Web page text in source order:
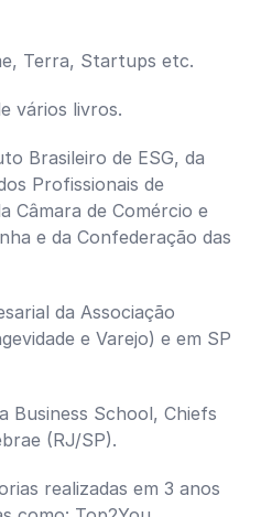
Terra, Startups etc.
vários livros.
Brasileiro de ESG, da
Profissionais de
Câmara de Comércio e
e da Confederação das
da Associação
e Varejo) e em SP
School, Chiefs
(RJ/SP).
realizadas em 3 anos